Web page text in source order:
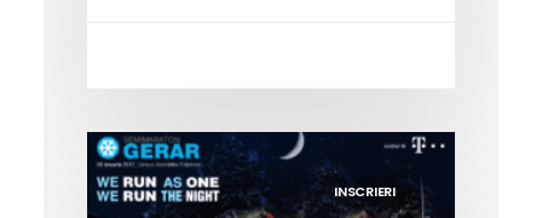
INSCRIERI